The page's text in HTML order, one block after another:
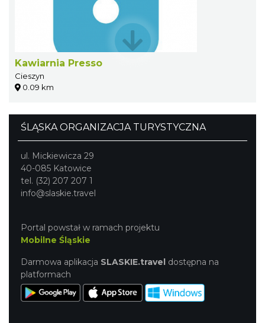
Kawiarnia Presso
Cieszyn
0.09 km
ŚLĄSKA ORGANIZACJA TURYSTYCZNA
ul. Mickiewicza 29
40-085 Katowice
tel. (32) 207 207 1
info@slaskie.travel
Portal powstał w ramach projektu
Mobilne Śląskie
Darmowa aplikacja SLASKIE.travel dostępna na
platformach